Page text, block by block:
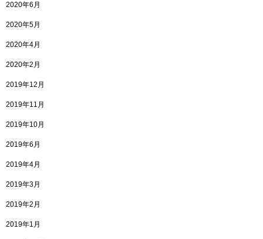
2020年6月
2020年5月
2020年4月
2020年2月
2019年12月
2019年11月
2019年10月
2019年6月
2019年4月
2019年3月
2019年2月
2019年1月